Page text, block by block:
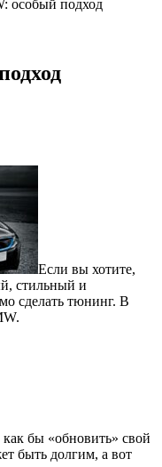
особый подход
Если вы хотите,
стильный и
сделать тюнинг. В
бы «обновить» свой
быть долгим, а вот